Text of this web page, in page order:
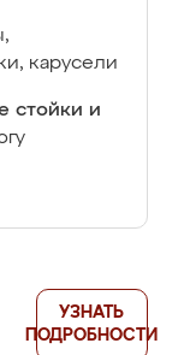
карусели
стойки и
УЗНАТЬ
ПОДРОБНОСТИ